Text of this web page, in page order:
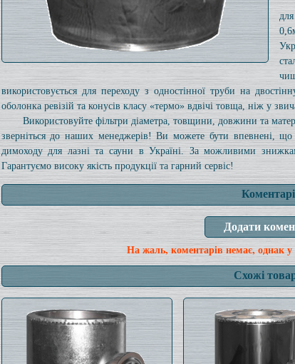
використовується для переходу з одностінної труби на
оболонка ревізій та конусів класу «термо» вдвічі товща, ніж у
Використовуйте фільтри діаметра, товщини, довжини та
зверніться до наших менеджерів! Ви можете бути впевнені, що
димоходу для лазні та сауни в Україні. За можливими
Гарантуємо високу якість продукції та гарний сервіс!
Коментарі
На жаль, коментарів немає, однак
Схожі